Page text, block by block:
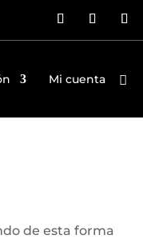
Mi cuenta
de esta forma